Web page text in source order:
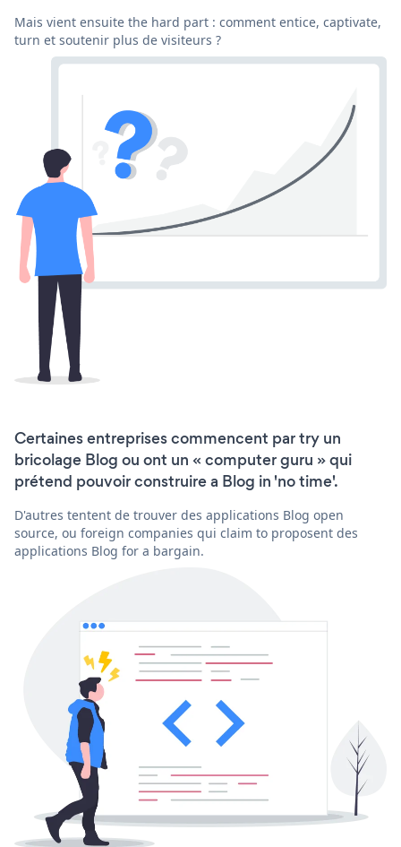
Mais vient ensuite the hard part : comment entice, captivate,
turn et soutenir plus de visiteurs ?
Certaines entreprises commencent par try un
bricolage Blog ou ont un « computer guru » qui
prétend pouvoir construire a Blog in 'no time'.
D'autres tentent de trouver des applications Blog open
source, ou foreign companies qui claim to proposent des
applications Blog for a bargain.